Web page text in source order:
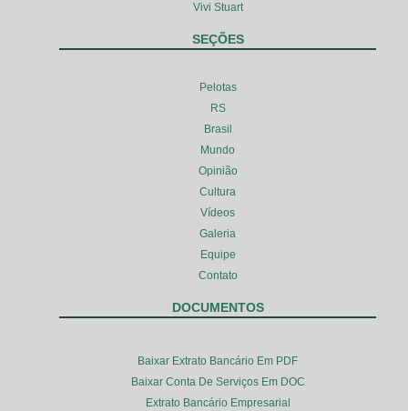
Vivi Stuart
SEÇÕES
Pelotas
RS
Brasil
Mundo
Opinião
Cultura
Vídeos
Galeria
Equipe
Contato
DOCUMENTOS
Baixar Extrato Bancário Em PDF
Baixar Conta De Serviços Em DOC
Extrato Bancário Empresarial